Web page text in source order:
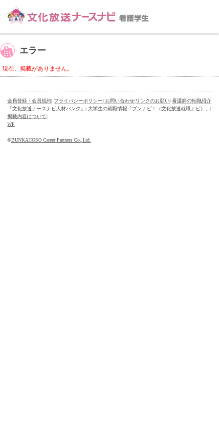
エラー
現在、掲載がありません。
会員登録・会員規約| プライバシーポリシー| お問い合わせ|リンクのお願い| 看護師の転職紹介
「文化放送ナースナビ人材バンク」 | 大学生の就職情報「ブンナビ！（文化放送就職ナビ）」 |
掲載内容について|
WP
©BUNKAHOSO Career Partners Co.,Ltd.